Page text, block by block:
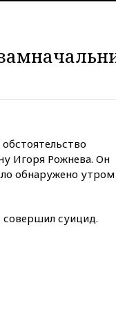
Игоря Рожнева. Он
обнаружено утром
суицид.